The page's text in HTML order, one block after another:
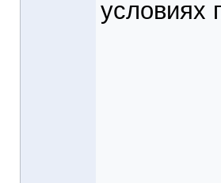
условиях